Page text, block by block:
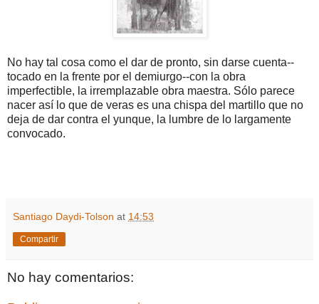
No hay tal cosa como el dar de pronto, sin darse cuenta--
tocado en la frente por el demiurgo--con la obra
imperfectible, la irremplazable obra maestra. Sólo parece
nacer así lo que de veras es una chispa del martillo que no
deja de dar contra el yunque, la lumbre de lo largamente
convocado.
Santiago Daydi-Tolson at 14:53
Compartir
No hay comentarios: